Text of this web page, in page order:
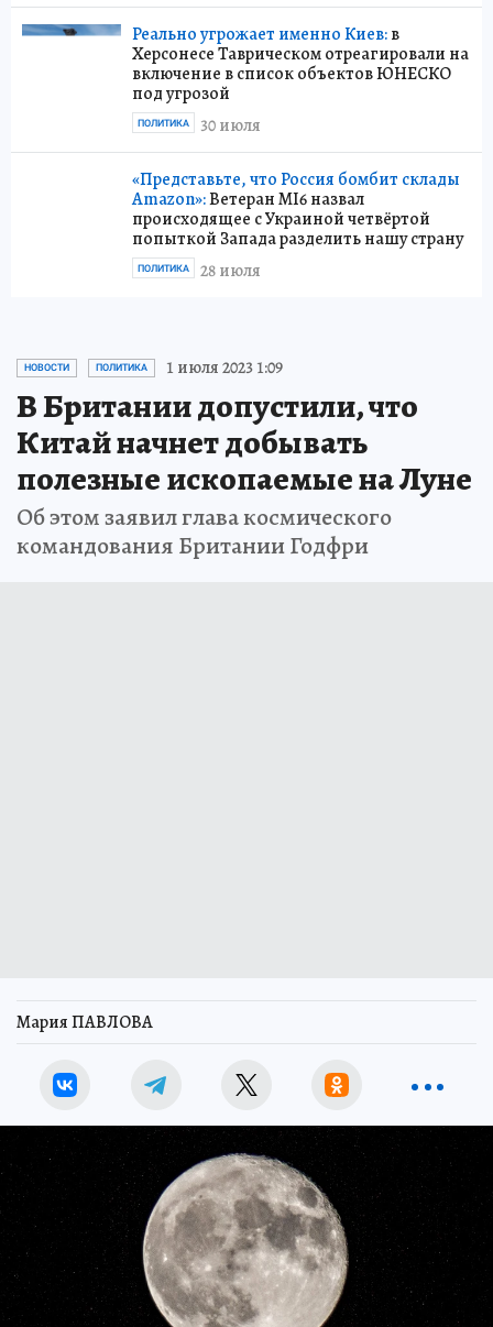
Реально угрожает именно Киев:в
Херсонесе Таврическом отреагировали на
включение в список объектов ЮНЕСКО
под угрозой
30 июля
ПОЛИТИКА
«Представьте, что Россия бомбит склады
Amazon»:Ветеран MI6 назвал
происходящее с Украиной четвёртой
попыткой Запада разделить нашу страну
28 июля
ПОЛИТИКА
НОВОСТИ ПОЛИТИКА 1 июля 2023 1:09
В Британии допустили, что
Китай начнет добывать
полезные ископаемые на Луне
Об этом заявил глава космического
командования Британии Годфри
Мария ПАВЛОВА